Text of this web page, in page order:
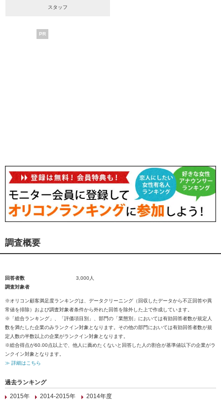
スタッフ
PR
調査概要
回答者数
3,000人
調査対象者
※オリコン顧客満足度ランキングは、データクリーニング（回収したデータから不正回答や異
常値を排除）および調査対象者条件から外れた回答を除外した上で作成しています。
※「総合ランキング」、「評価項目別」、部門の「業態別」においては有効回答者数が規定人
数を満たした企業のみランクイン対象となります。その他の部門においては有効回答者数が規
定人数の半数以上の企業がランクイン対象となります。
※総合得点が60.00点以上で、他人に薦めたくないと回答した人の割合が基準値以下の企業がラ
ンクイン対象となります。
≫ 詳細はこちら
過去ランキング
2015年
2014-2015年 2014年度